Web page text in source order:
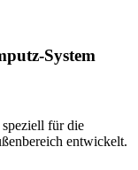
System
für die
entwickelt.